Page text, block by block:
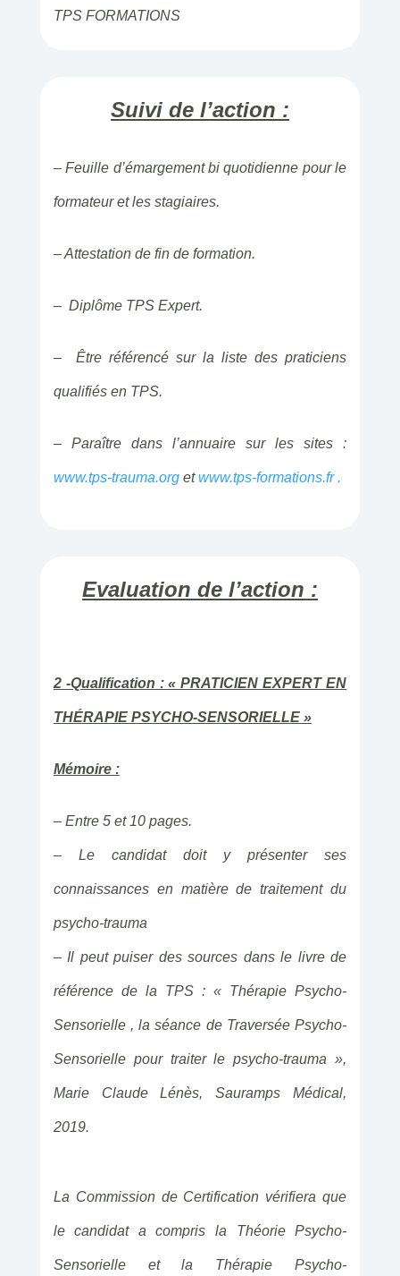
TPS FORMATIONS
Suivi de l’action :
– Feuille d’émargement bi quotidienne pour le
formateur et les stagiaires.
– Attestation de fin de formation.
– Diplôme TPS Expert.
– Être référencé sur la liste des praticiens
qualifiés en TPS.
–Paraître dans l’annuaire sur les sites :
www.tps-trauma.orgetwww.tps-formations.fr .
Evaluation de l’action :
2 -Qualification : « PRATICIEN EXPERT EN
THÉRAPIE PSYCHO-SENSORIELLE »
Mémoire :
– Entre 5 et 10 pages.
– Le candidat doit y présenter ses
connaissances en matière de traitement du
psycho-trauma
– Il peut puiser des sources dans le livre de
référence de la TPS : « Thérapie Psycho-
Sensorielle , la séance de Traversée Psycho-
Sensorielle pour traiter le psycho-trauma »,
Marie Claude Lénès, Sauramps Médical,
2019.
La Commission de Certification vérifiera que
le candidat a compris la Théorie Psycho-
Sensorielle et la Thérapie Psycho-